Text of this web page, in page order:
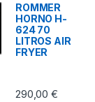
ROMMER
HORNO H-
624 70
LITROS AIR
FRYER
290,00€